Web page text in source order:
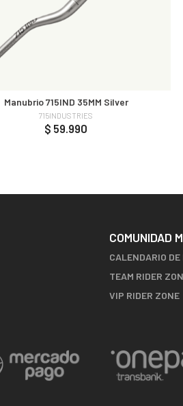
Manubrio 715IND 35MM Silver
715INDUSTRIES
$ 59.990
COMUNIDAD
CALENDARIO
TEAM RIDER
VIP RIDER ZONE